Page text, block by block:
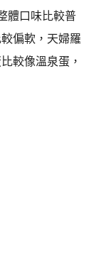
體口味比較普
偏軟，天婦羅
較像溫泉蛋，